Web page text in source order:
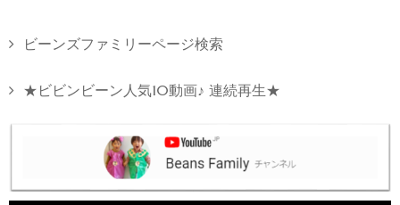
ビーンズファミリーページ検索
★ビビンビーン人気10動画♪ 連続再生★